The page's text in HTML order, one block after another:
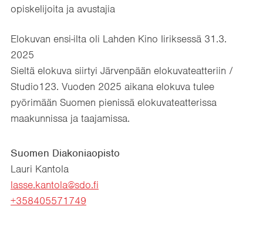
opiskelijoita ja avustajia
Elokuvan ensi-ilta oli Lahden Kino Iiriksessä 31.3.
2025
Sieltä elokuva siirtyi Järvenpään elokuvateatteriin /
Studio123. Vuoden 2025 aikana elokuva tulee
pyörimään Suomen pienissä elokuvateatterissa
maakunnissa ja taajamissa.
Suomen Diakoniaopisto
Lauri Kantola
lasse.kantola@sdo.fi
+358405571749